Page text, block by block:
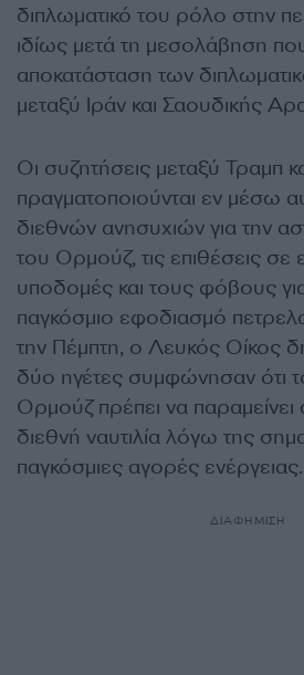
διπλωματικό του ρόλο στην
ιδίως μετά τη μεσολάβηση
αποκατάσταση των
μεταξύ Ιράν και Σαουδικής
Οι συζητήσεις μεταξύ Τραμπ
πραγματοποιούνται εν μέσω
διεθνών ανησυχιών για την
του Ορμούζ, τις επιθέσεις σε
υποδομές και τους φόβους
παγκόσμιο εφοδιασμό
την Πέμπτη, ο Λευκός Οίκος
δύο ηγέτες συμφώνησαν ότι
Ορμούζ πρέπει να παραμείνει
διεθνή ναυτιλία λόγω της
παγκόσμιες αγορές ενέργειας.
ΔΙΑΦΗΜΙΣΗ